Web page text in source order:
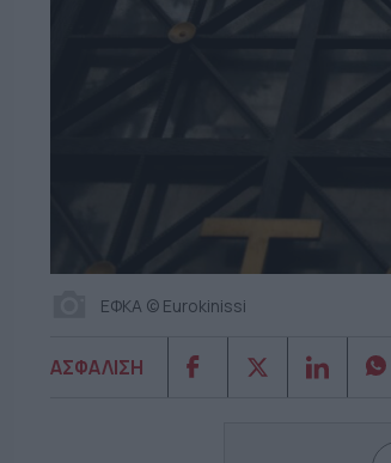
ΕΦΚΑ © Eurokinissi
ΑΣΦΑΛΙΣΗ